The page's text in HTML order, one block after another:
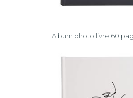
Album photo livre 60